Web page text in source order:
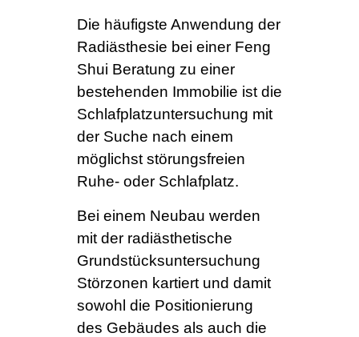
Die häufigste Anwendung der
Radiästhesie bei einer Feng
Shui Beratung zu einer
bestehenden Immobilie ist die
Schlafplatzuntersuchung mit
der Suche nach einem
möglichst störungsfreien
Ruhe- oder Schlafplatz.
Bei einem Neubau werden
mit der radiästhetische
Grundstücksuntersuchung
Störzonen kartiert und damit
sowohl die Positionierung
des Gebäudes als auch die